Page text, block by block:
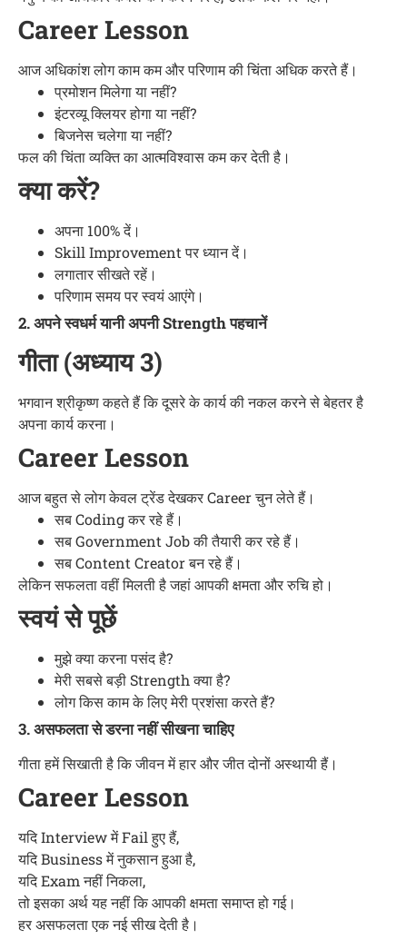
Career Lesson
आज अधिकांश लोग काम कम और परिणाम की चिंता अधिक करते हैं।
प्रमोशन मिलेगा या नहीं?
इंटरव्यू क्लियर होगा या नहीं?
बिजनेस चलेगा या नहीं?
फल की चिंता व्यक्ति का आत्मविश्वास कम कर देती है।
क्या करें?
अपना 100% दें।
Skill Improvement पर ध्यान दें।
लगातार सीखते रहें।
परिणाम समय पर स्वयं आएंगे।
2. अपने स्वधर्म यानी अपनी Strength पहचानें
गीता (अध्याय 3)
भगवान श्रीकृष्ण कहते हैं कि दूसरे के कार्य की नकल करने से बेहतर है
अपना कार्य करना।
Career Lesson
आज बहुत से लोग केवल ट्रेंड देखकर Career चुन लेते हैं।
सब Coding कर रहे हैं।
सब Government Job की तैयारी कर रहे हैं।
सब Content Creator बन रहे हैं।
लेकिन सफलता वहीं मिलती है जहां आपकी क्षमता और रुचि हो।
स्वयं से पूछें
मुझे क्या करना पसंद है?
मेरी सबसे बड़ी Strength क्या है?
लोग किस काम के लिए मेरी प्रशंसा करते हैं?
3. असफलता से डरना नहीं सीखना चाहिए
गीता हमें सिखाती है कि जीवन में हार और जीत दोनों अस्थायी हैं।
Career Lesson
यदि Interview में Fail हुए हैं,
यदि Business में नुकसान हुआ है,
यदि Exam नहीं निकला,
तो इसका अर्थ यह नहीं कि आपकी क्षमता समाप्त हो गई।
हर असफलता एक नई सीख देती है।